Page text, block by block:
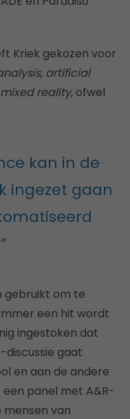
Kriek gekozen voor
, artificial
mixed reality, ofwel
kan in de
ingezet gaan
gebruikt om te
een hit wordt
ingestoken dat
discussie gaat
en aan de andere
panel met A&R-
mensen van